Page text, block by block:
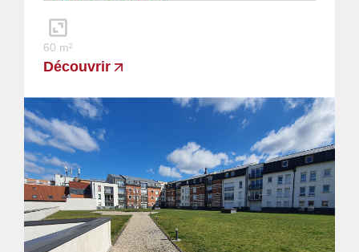
60 m²
Découvrir